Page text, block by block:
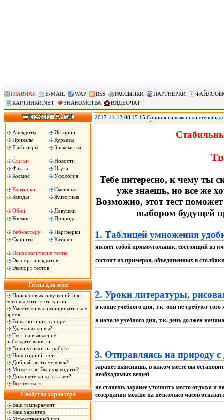
ГЛАВНАЯ E-MAIL WAP RSS РАССЫЛКИ ПАРТНЕРКИ
КАРТИНКИ.NET
ЗНАКОМСТВА ВИДЕОЧАТ
Анекдоты
Истории
Приколы
Курьезы
Flash-игры
Знакомства
Статьи
Новости
Факты
Наука
Космос
Уфология
Картинки
Смешные
Звезды
Животные
Обои
Девушки
Космос
Природа
Вебмастеру
Партнерки
Скрипты
Каталог
Психологичесие тесты
Экспорт анекдотов
Экспорт тестов
Тесты для всех
Поиск новых ощущений или
чего вы хотите от жизни
Умеете ли вы планировать свое
время
Ваша позиция в споре
Удачливы ли вы?
Тест на выявление
наблюдательности
Ваши успехи на работе
Новогодний тест
Добрый ли ты человек?
Можете ли Вы руководить?
Доживете ли до ста лет?
Все тесты »
Свойства характера
Ваш темперамент
Ваш характер
2017-11-13 08:15:15 Социологи выяснили степень
журналистам и полицейским, следует из
полицейские – 3,12 баллов. При этом 40% заявили,
Тебе интересно, к чему ты
уже знаешь, но все же
Возможно, этот тест
выбором будущей
1. Таблицей умножения
являет собой прямоугольник, состоящий из
состоит из примеров, объединенных в
2. Уроки литературы,
в конце учебного дня, т.к. они не требуют
в начале учебного дня, т.к. день должен
3. Отправляясь на природу
заранее выяснишь, в каком месте вы
необходимых вещей
не станешь заранее уточнять место отдыха и
созерцания можно на несколько часов